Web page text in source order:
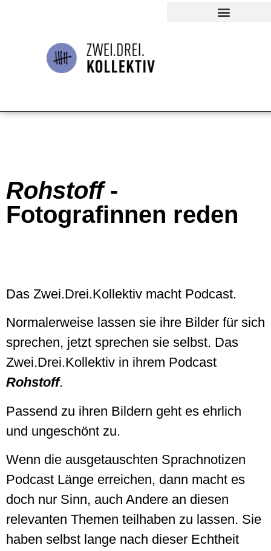
Rohstoff-
Fotografinnen reden
Das Zwei.Drei.Kollektiv macht Podcast.
Normalerweise lassen sie ihre Bilder für sich
sprechen, jetzt sprechen sie selbst. Das
Zwei.Drei.Kollektiv in ihrem Podcast
Rohstoff.
Passend zu ihren Bildern geht es ehrlich
und ungeschönt zu.
Wenn die ausgetauschten Sprachnotizen
Podcast Länge erreichen, dann macht es
doch nur Sinn, auch Andere an diesen
relevanten Themen teilhaben zu lassen. Sie
haben selbst lange nach dieser Echtheit